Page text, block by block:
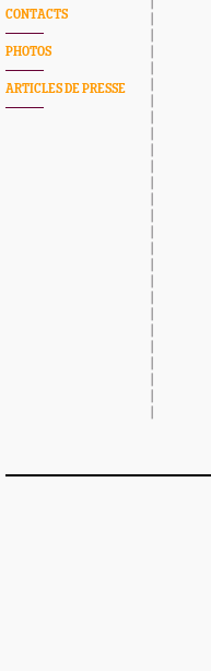
CONTACTS
PHOTOS
ARTICLES DE PRESSE